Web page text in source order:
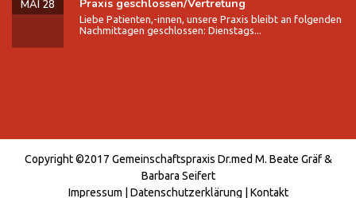
Praxis geschlossen/Vertretung
MAI 28
Liebe Patienten,-innen, unsere Praxis bleibt an folgenden
Nachmittagen geschlossen: Dienstags...
Copyright ©2017 Gemeinschaftspraxis Dr.med M. Beate Gräf &
Barbara Seifert
Impressum
Datenschutzerklärung Kontakt